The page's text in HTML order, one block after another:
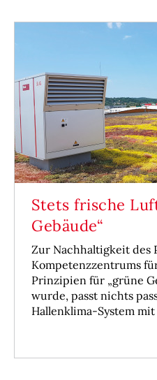
Stets frische
Gebäude“
Zur Nachhaltigkeit des
Kompetenzzentrums
Prinzipien für „grüne
wurde, passt nichts
Hallenklima-System